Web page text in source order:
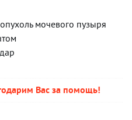
мочевого пузыря
Вас за помощь!